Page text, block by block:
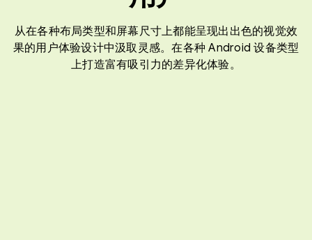
从在各种布局类型和屏幕尺寸上都能呈现出出色的视觉效
果的用户体验设计中汲取灵感。在各种 Android 设备类型
上打造富有吸引力的差异化体验。